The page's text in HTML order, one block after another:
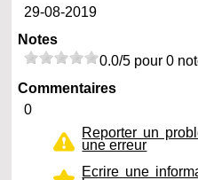
29-08-2019
Notes
0.0/5 pour 0
Commentaires
0
Reporter un
une erreur
Ecrire une